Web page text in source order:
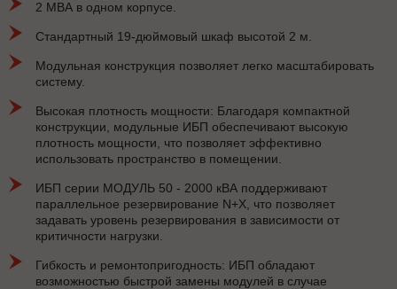
2 МВА в одном корпусе.
Стандартный 19-дюймовый шкаф высотой 2 м.
Модульная конструкция позволяет легко масштабировать
систему.
Высокая плотность мощности: Благодаря компактной
конструкции, модульные ИБП обеспечивают высокую
плотность мощности, что позволяет эффективно
использовать пространство в помещении.
ИБП серии МОДУЛЬ 50 - 2000 кВА поддерживают
параллельное резервирование N+X, что позволяет
задавать уровень резервирования в зависимости от
критичности нагрузки.
Гибкость и ремонтопригодность: ИБП обладают
возможностью быстрой замены модулей в случае